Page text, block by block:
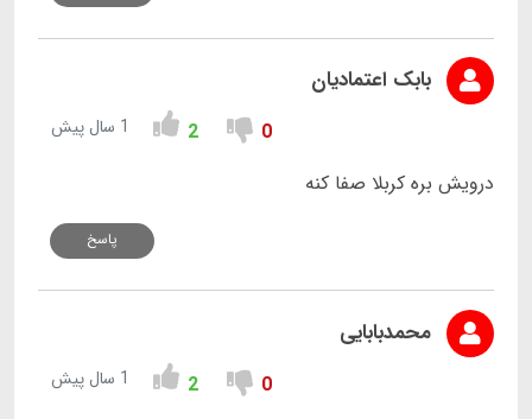
بابک اعتمادیان
0
2 1 سال پیش
درویش بره کربلا صفا کنه
پاسخ
محمدبابایی
0
2 1 سال پیش